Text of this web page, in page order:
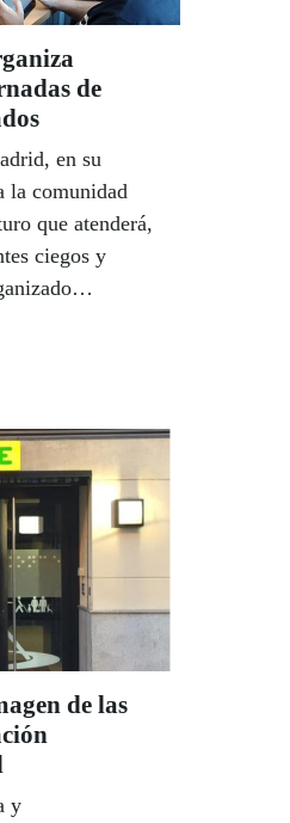
de
en su
la comunidad
que atenderá,
ciegos y
de las
y